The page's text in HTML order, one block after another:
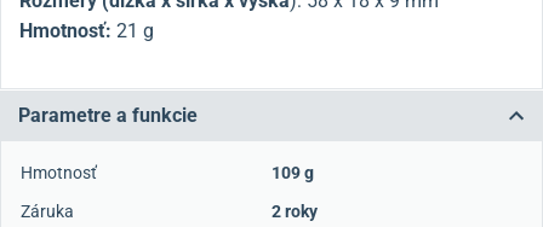
Hmotnosť: 21 g
Parametre a funkcie
Hmotnosť
109 g
Záruka
2 roky